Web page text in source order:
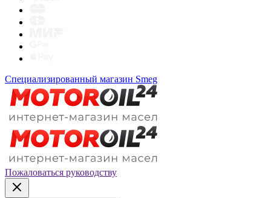
Специализированный магазин Smeg
Пожаловаться руководству